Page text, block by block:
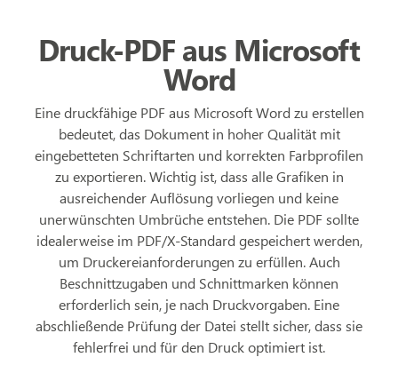
Druck-PDF aus Microsoft
Word
Eine druckfähige PDF aus Microsoft Word zu erstellen
bedeutet, das Dokument in hoher Qualität mit
eingebetteten Schriftarten und korrekten Farbprofilen
zu exportieren. Wichtig ist, dass alle Grafiken in
ausreichender Auflösung vorliegen und keine
unerwünschten Umbrüche entstehen. Die PDF sollte
idealerweise im PDF/X-Standard gespeichert werden,
um Druckereianforderungen zu erfüllen. Auch
Beschnittzugaben und Schnittmarken können
erforderlich sein, je nach Druckvorgaben. Eine
abschließende Prüfung der Datei stellt sicher, dass sie
fehlerfrei und für den Druck optimiert ist.